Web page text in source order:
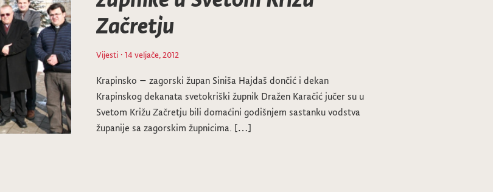
Začretju
Vijesti · 14 veljače, 2012
Krapinsko – zagorski župan Siniša Hajdaš dončić i dekan
Krapinskog dekanata svetokriški župnik Dražen Karačić jučer su u
Svetom Križu Začretju bili domaćini godišnjem sastanku vodstva
županije sa zagorskim župnicima. […]